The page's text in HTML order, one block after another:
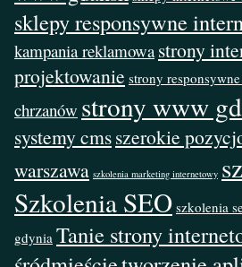
sklepy responsywne
kampania reklamowa strony
projektowanie strony
chrzanów strony www
systemy cmsszerokie
warszawa szkolenia marketing internetowy
Szkolenia SEO szkolenia
gdynia Tanie strony